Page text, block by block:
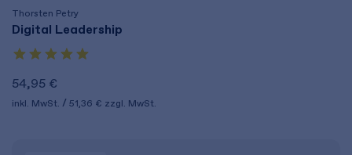
Thorsten Petry
Digital Leadership
54,95 €
inkl. MwSt. 51,36 € zzgl. MwSt.